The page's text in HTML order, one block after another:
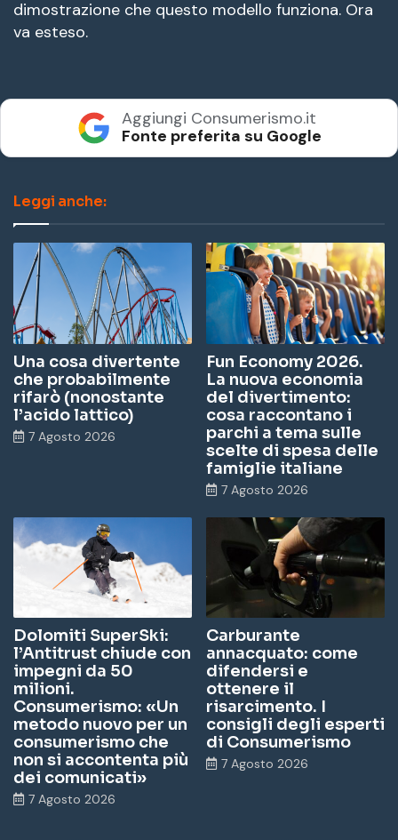
dimostrazione che questo modello funziona. Ora
va esteso.
Aggiungi Consumerismo.it
Fonte preferita su Google
Leggi anche:
Una cosa divertente
che probabilmente
rifarò (nonostante
l’acido lattico)
7 Agosto 2026
Fun Economy 2026.
La nuova economia
del divertimento:
cosa raccontano i
parchi a tema sulle
scelte di spesa delle
famiglie italiane
7 Agosto 2026
Dolomiti SuperSki:
l’Antitrust chiude con
impegni da 50
milioni.
Consumerismo: «Un
metodo nuovo per un
consumerismo che
non si accontenta più
dei comunicati»
7 Agosto 2026
Carburante
annacquato: come
difendersi e
ottenere il
risarcimento. I
consigli degli esperti
di Consumerismo
7 Agosto 2026